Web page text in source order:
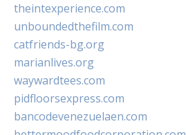
theintexperience.com
unboundedthefilm.com
catfriends-bg.org
marianlives.org
waywardtees.com
pidfloorsexpress.com
bancodevenezuelaen.com